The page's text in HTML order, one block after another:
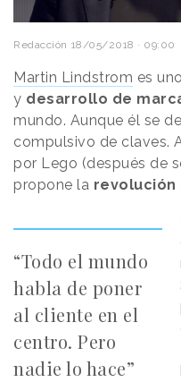
Redacción 18/05/2018 · 09:00
Martin Lindstrom es
y desarrollo de
mundo. Aunque él se
compulsivo de claves.
por Lego (después de
propone la revolución
“Todo el mundo
habla de poner
al cliente en el
centro. Pero
nadie lo hace”